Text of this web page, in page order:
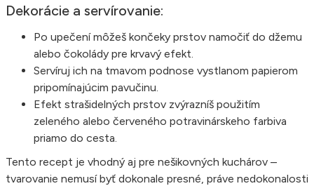
Dekorácie a servírovanie:
Po upečení môžeš končeky prstov namočiť do džemu
alebo čokolády pre krvavý efekt.
Servíruj ich na tmavom podnose vystlanom papierom
pripomínajúcim pavučinu.
Efekt strašidelných prstov zvýrazníš použitím
zeleného alebo červeného potravinárskeho farbiva
priamo do cesta.
Tento recept je vhodný aj pre nešikovných kuchárov –
tvarovanie nemusí byť dokonale presné, práve nedokonalosti